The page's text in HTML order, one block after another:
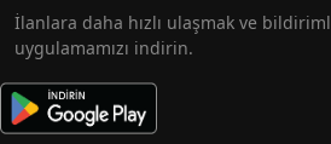
İlanlara daha hızlı ulaşmak ve
uygulamamızı indirin.